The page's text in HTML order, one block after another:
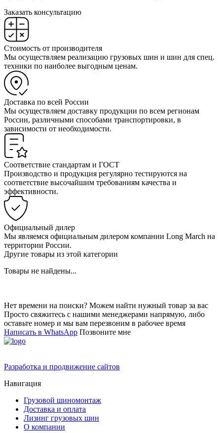
Заказать консультацию
Стоимость от производителя
Мы осуществляем реализацию грузовых шин и шин для спец.
техники по наиболее выгодным ценам.
Доставка по всей России
Мы осуществляем доставку продукции по всем регионам
России, различными способами транспортировки, в
зависимости от необходимости.
Соответствие стандартам и ГОСТ
Производство и продукция регулярно тестируются на
соответствие высочайшим требованиям качества и
эффективности.
Официальный дилер
Мы являемся официальным дилером компании Long March на
территории России.
Другие товары из этой категории
Товары не найдены...
Нет времени на поиски? Можем найти нужный товар за вас
Просто свяжитесь с нашими менеджерами напрямую, либо
оставьте номер и мы вам перезвоним в рабочее время
Написать в WhatsApp Позвоните мне
Разработка и продвижение сайтов
Навигация
Грузовой шиномонтаж
Доставка и оплата
Лизинг грузовых шин
О компании